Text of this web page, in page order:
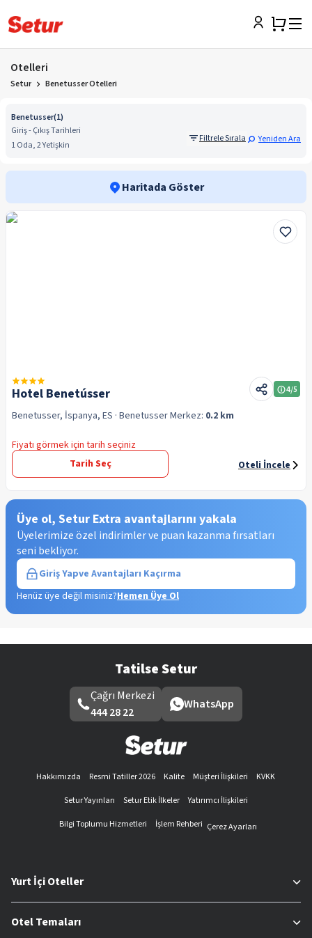
Otelleri
Setur Benetusser Otelleri
Benetusser(1)
Giriş - Çıkış Tarihleri
1 Oda, 2 Yetişkin
Filtrele Sırala Yeniden Ara
Haritada Göster
Hotel Benetússer 4/5
Benetusser, İspanya, ES · BenetusserMerkez: 0.2 km
Fiyatı görmek için tarih seçiniz
Tarih Seç
Oteli İncele
Üye ol, Setur Extra avantajlarını yakala
Üyelerimize özel indirimler ve puan kazanma fırsatları
seni bekliyor.
Giriş Yapve Avantajları Kaçırma
Henüz üye değil misiniz?Hemen Üye Ol
Tatilse Setur
Çağrı Merkezi
444 28 22
WhatsApp
Hakkımızda Resmi Tatiller 2026 Kalite Müşteri İlişkileri
KVKK
Setur Yayınları
Setur Etik İlkeler
Yatırımcı İlişkileri
Bilgi Toplumu Hizmetleri
İşlem Rehberi Çerez Ayarları
Yurt İçi Oteller
Otel Temaları